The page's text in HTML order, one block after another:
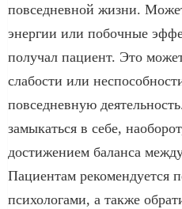
повседневной жизни.
энергии или побочные
получал пациент. Это
слабости или
повседневную
замыкаться в себе,
достижением баланса
Пациентам рекомендуется
психологами, а также